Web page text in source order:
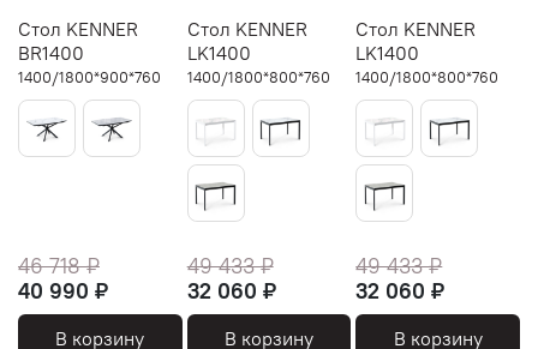
Стол KENNER
BR1400
1400/1800*900*760
46 718 ₽
40 990 ₽
В корзину
Стол KENNER
LK1400
1400/1800*800*760
49 433 ₽
32 060 ₽
В корзину
Стол KENNER
LK1400
1400/1800*800*760
49 433 ₽
32 060 ₽
В корзину